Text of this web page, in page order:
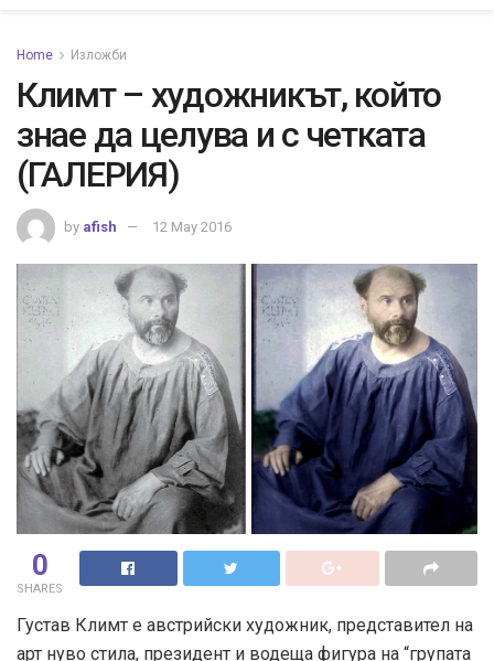
Home Изложби
Климт – художникът, който
знае да целува и с четката
(ГАЛЕРИЯ)
by afish 12 May 2016
0
SHARES
Густав Климт е австрийски художник, представител на
арт нуво стила, президент и водеща фигура на “групата